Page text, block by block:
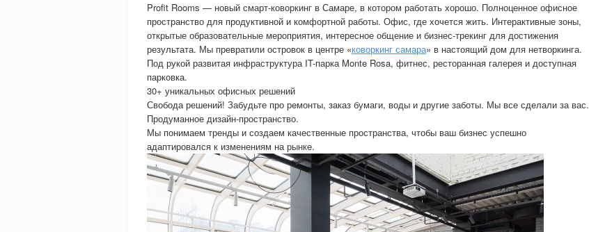
Profit Rooms — новый смарт-коворкинг в Самаре, в котором работать хорошо. Полноценное офисное
пространство для продуктивной и комфортной работы. Офис, где хочется жить. Интерактивные зоны,
открытые образовательные мероприятия, интересное общение и бизнес-трекинг для достижения
результата. Мы превратили островок в центре «коворкинг самара» в настоящий дом для нетворкинга.
Под рукой развитая инфраструктура IT-парка Monte Rosa, фитнес, ресторанная галерея и доступная
парковка.
30+ уникальных офисных решений
Свобода решений! Забудьте про ремонты, заказ бумаги, воды и другие заботы. Мы все сделали за вас.
Продуманное дизайн-пространство.
Мы понимаем тренды и создаем качественные пространства, чтобы ваш бизнес успешно
адаптировался к изменениям на рынке.